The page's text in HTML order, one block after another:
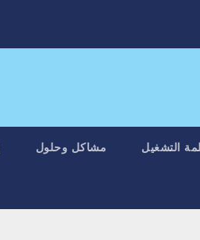
التشغيل مشاكل وحلول